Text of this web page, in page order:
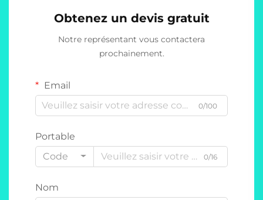
Obtenez un devis gratuit
Notre représentant vous contactera
prochainement.
Email
0/100
Portable
Code
0/16
Nom